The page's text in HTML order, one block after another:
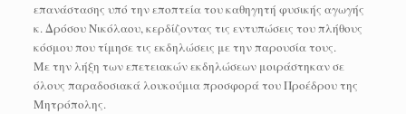
επανάστασης υπό την εποπτεία του καθηγητή φυσικής αγωγής
κ. Δρόσου Νικόλαου, κερδίζοντας τις εντυπώσεις του πλήθους
κόσμου που τίμησε τις εκδηλώσεις με την παρουσία τους.
Με την λήξη των επετειακών εκδηλώσεων μοιράστηκαν σε
όλους παραδοσιακά λουκούμια προσφορά του Προέδρου της
Μητρόπολης.